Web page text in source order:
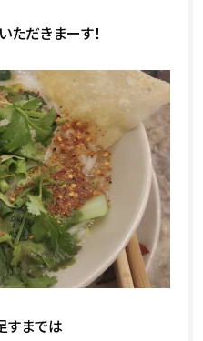
だきまーす！
すまでは